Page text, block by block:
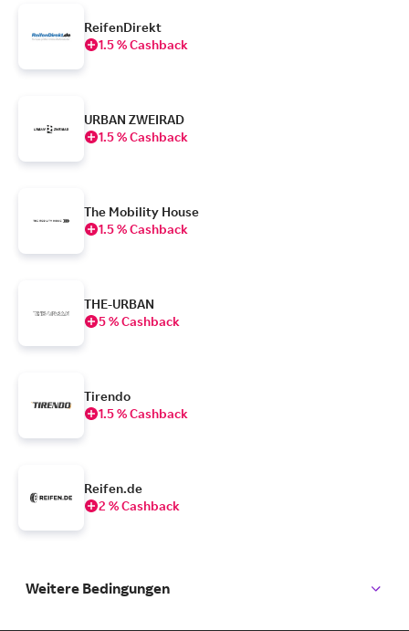
ReifenDirekt
1.5 % Cashback
URBAN ZWEIRAD
1.5 % Cashback
The Mobility House
1.5 % Cashback
THE-URBAN
5 % Cashback
Tirendo
1.5 % Cashback
Reifen.de
2 % Cashback
Weitere Bedingungen